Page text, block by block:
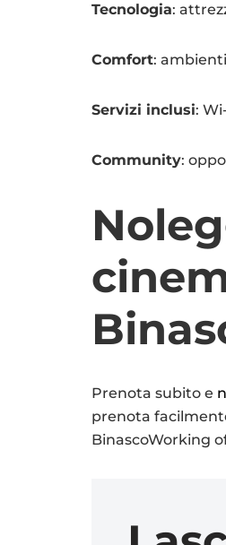
Tecnologia:
Comfort:
Servizi inclusi:
Community:
Prenota subito e
prenota
BinascoWorking